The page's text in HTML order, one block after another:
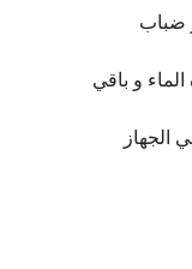
ضباب
و باقي